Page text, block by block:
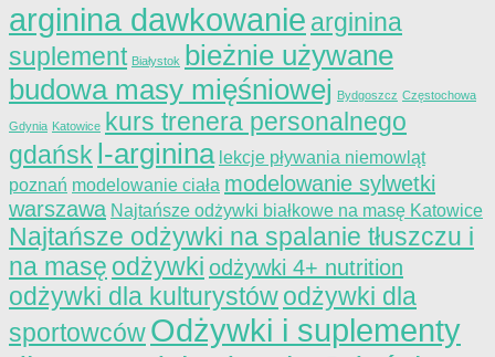
arginina dawkowanie arginina
suplement Białystok bieżnie używane
budowa masy mięśniowej
Bydgoszcz Częstochowa
Gdynia Katowice kurs trenera personalnego
gdańskl-arginina lekcje pływania niemowląt
poznań modelowanie ciała modelowanie sylwetki
warszawa Najtańsze odżywki białkowe na masę Katowice
Najtańsze odżywki na spalanie tłuszczu i
na masę odżywki odżywki 4+ nutrition
odżywki dla kulturystówodżywki dla
sportowcówOdżywki i suplementy